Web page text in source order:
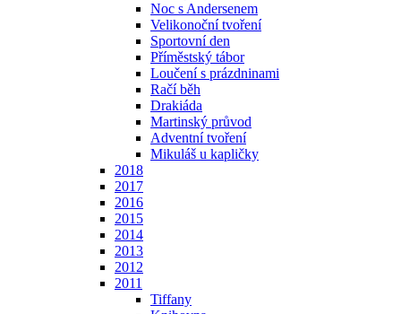
Noc s Andersenem
Velikonoční tvoření
Sportovní den
Příměstský tábor
Loučení s prázdninami
Račí běh
Drakiáda
Martinský průvod
Adventní tvoření
Mikuláš u kapličky
2018
2017
2016
2015
2014
2013
2012
2011
Tiffany